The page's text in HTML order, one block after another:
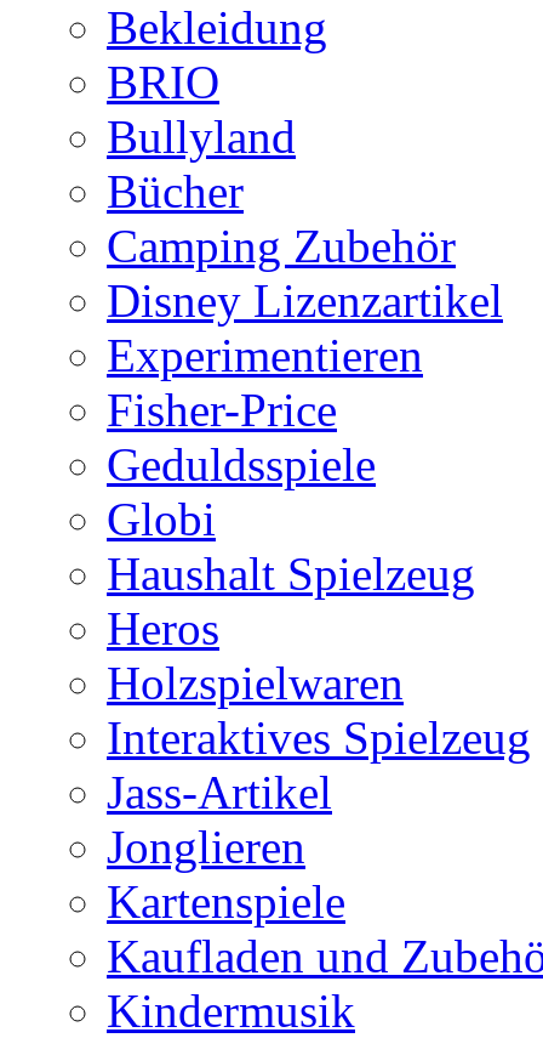
Bekleidung
BRIO
Bullyland
Bücher
Camping Zubehör
Disney Lizenzartikel
Experimentieren
Fisher-Price
Geduldsspiele
Globi
Haushalt Spielzeug
Heros
Holzspielwaren
Interaktives Spielzeug
Jass-Artikel
Jonglieren
Kartenspiele
Kaufladen und
Kindermusik